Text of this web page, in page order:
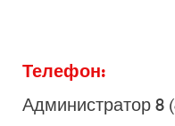
Телефон:
Администратор 8